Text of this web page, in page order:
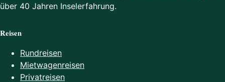
über 40 Jahren Inselerfahrung.
Reisen
Rundreisen
Mietwagenreisen
Privatreisen